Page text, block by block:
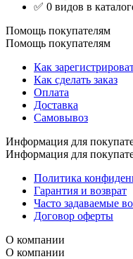
✅ 0 видов в
Помощь покупателям
Помощь покупателям
Как
Как сделать заказ
Оплата
Доставка
Самовывоз
Информация для
Информация для
Политика
Гарантия и возврат
Часто задаваемые
Договор оферты
О компании
О компании